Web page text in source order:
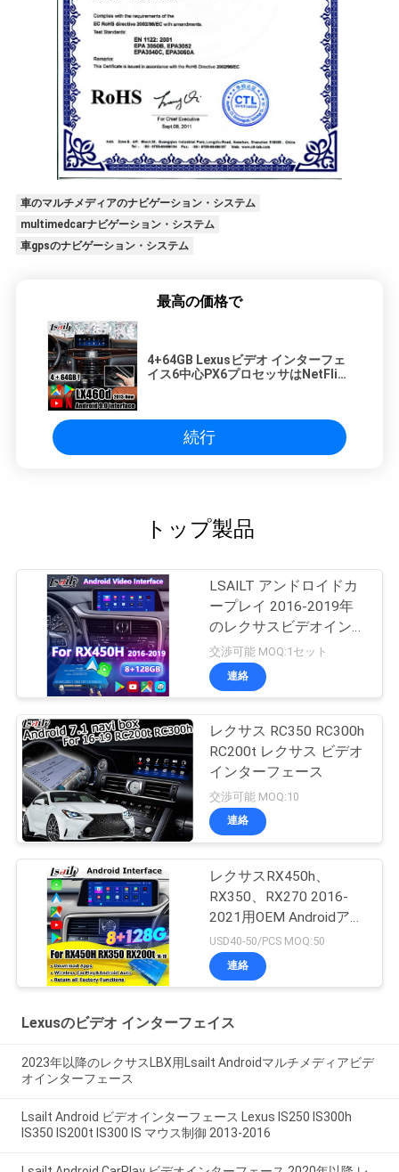
車のマルチメディアのナビゲーション・システム
multimedcarナビゲーション・システム
車gpsのナビゲーション・システム
最高の価格で
4+64GB Lexusビデオ インターフェ
イス6中心PX6プロセッサはNetFlix
って作動する
続行
トップ製品
LSAILT アンドロイドカ
ープレイ 2016-2019年
のレクサスビデオインタ
ーフェース RX 350
RX450h RX200t RX350L
RX450L RX300 RX350
交渉可能 MOQ:1セット
連絡
レクサス RC350 RC300h
RC200t レクサス ビデオ
インターフェース
交渉可能 MOQ:10
連絡
レクサスRX450h、
RX350、RX270 2016-
2021用OEM Androidアッ
プグレードモジュール
ワイヤレスCarPlay、
Android Auto、
USD40-50/PCS MOQ:50
連絡
Lexusのビデオ インターフェイス
2023年以降のレクサスLBX用Lsailt Androidマルチメディアビデ
オインターフェース
Lsailt Android ビデオインターフェース Lexus IS250 IS300h
IS350 IS200t IS300 IS マウス制御 2013-2016